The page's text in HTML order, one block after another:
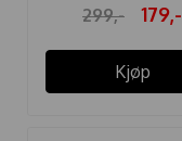
299,- 179,-
Kjøp